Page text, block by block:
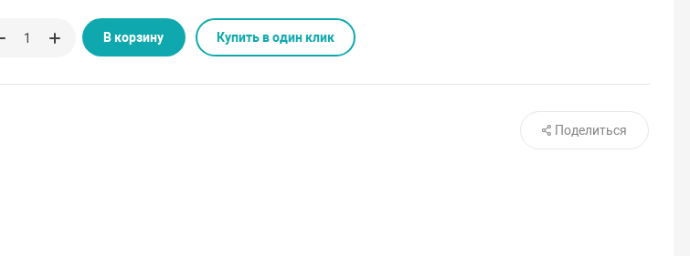
В корзину Купить в один клик
Поделиться